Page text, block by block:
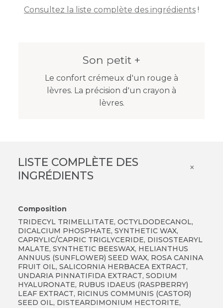
Consultez la liste complète des ingrédients !
Son petit +
Le confort crémeux d'un rouge à
lèvres. La précision d'un crayon à
lèvres.
LISTE COMPLÈTE DES
INGRÉDIENTS
×
Composition
TRIDECYL TRIMELLITATE, OCTYLDODECANOL,
DICALCIUM PHOSPHATE, SYNTHETIC WAX,
CAPRYLIC/CAPRIC TRIGLYCERIDE, DIISOSTEARYL
MALATE, SYNTHETIC BEESWAX, HELIANTHUS
ANNUUS (SUNFLOWER) SEED WAX, ROSA CANINA
FRUIT OIL, SALICORNIA HERBACEA EXTRACT,
UNDARIA PINNATIFIDA EXTRACT, SODIUM
HYALURONATE, RUBUS IDAEUS (RASPBERRY)
LEAF EXTRACT, RICINUS COMMUNIS (CASTOR)
SEED OIL, DISTEARDIMONIUM HECTORITE,